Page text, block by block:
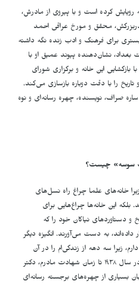
کرده است و با پیروی از مادرش،
محقق و مورخ عراقی احمد
برای فرهنگ و ادب زنده نگه داشته
نشان‌دهنده پیوند عمیق او با
این خانه و برگزاری شورای
را با دقت دوباره بازسازی می‌کند.
صراف، نویسنده، چهره رسانه‌ای و نوه
سوسه» چیست؟
خانه‌های علما چراغ راه نسل‌های
بلکه این خانه‌ها چراغ‌هایی برای
و دستاوردهای نیاکان خود را که
به دست می‌آورند. انگیزه دیگر
زیرا سه دهه از زندگی‌ام را در آن
گذرانده‌ام. این خانه از زمان ساخت آن در سال ۱۹۳۸ تا زمان شهادت مادرم، دکتر
سوسه، در ۱۹ اوت ۲۰۰۳، میزبان بسیاری از چهره‌های برجسته رسانه‌ای